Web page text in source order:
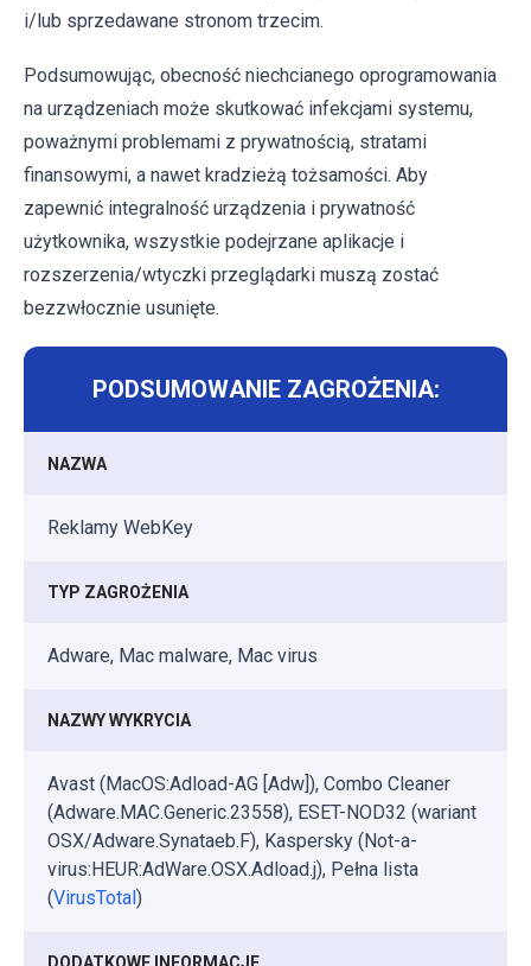
i/lub sprzedawane stronom trzecim.
Podsumowując, obecność niechcianego oprogramowania
na urządzeniach może skutkować infekcjami systemu,
poważnymi problemami z prywatnością, stratami
finansowymi, a nawet kradzieżą tożsamości. Aby
zapewnić integralność urządzenia i prywatność
użytkownika, wszystkie podejrzane aplikacje i
rozszerzenia/wtyczki przeglądarki muszą zostać
bezzwłocznie usunięte.
PODSUMOWANIE ZAGROŻENIA:
NAZWA
Reklamy WebKey
TYP ZAGROŻENIA
Adware, Mac malware, Mac virus
NAZWY WYKRYCIA
Avast (MacOS:Adload-AG [Adw]), Combo Cleaner
(Adware.MAC.Generic.23558), ESET-NOD32 (wariant
OSX/Adware.Synataeb.F), Kaspersky (Not-a-
virus:HEUR:AdWare.OSX.Adload.j), Pełna lista
(VirusTotal)
DODATKOWE INFORMACJE